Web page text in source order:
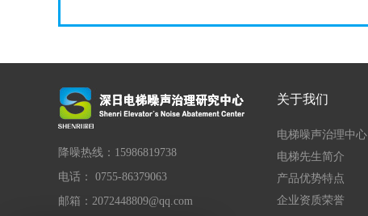
降噪热线：15986819738
电话： 0755-86379063
邮箱：2072448809@qq.com
关于我们
电梯噪声治理中心
电梯先生简介
产品优势特点
企业资质荣誉